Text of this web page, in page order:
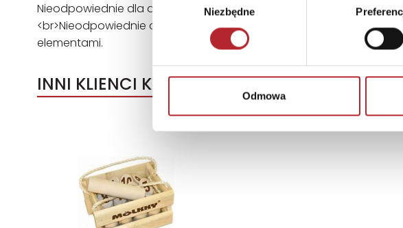
zgody
Niezbędne
Odmowa
Nieodpowiednie dla dzieci w wieku poniżej 3 lat.Istnieje ryzyko
<br>Nieodpowiednie dla dzieci w wieku poniżej 3 lat.Istnieje ryzyko
elementami.
INNI KLIENCI KUPOWALI